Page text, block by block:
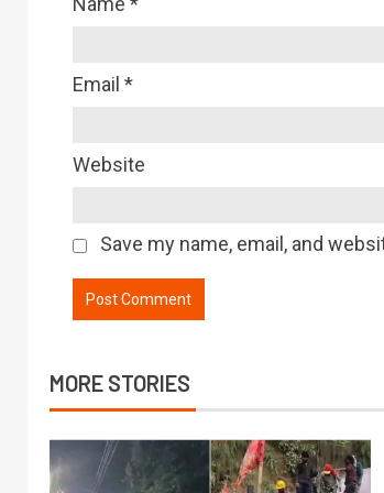
Email *
Website
Save my name, email, and
MORE STORIES